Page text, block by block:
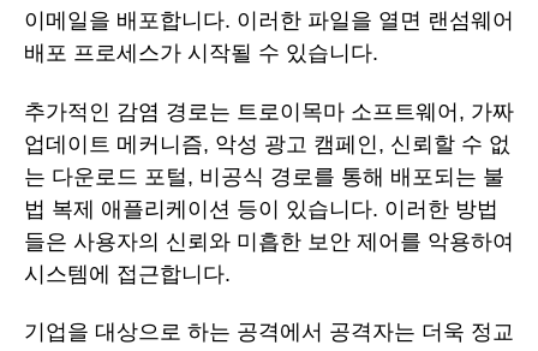
이메일을 배포합니다. 이러한 파일을 열면 랜섬웨어
배포 프로세스가 시작될 수 있습니다.
추가적인 감염 경로는 트로이목마 소프트웨어, 가짜
업데이트 메커니즘, 악성 광고 캠페인, 신뢰할 수 없
는 다운로드 포털, 비공식 경로를 통해 배포되는 불
법 복제 애플리케이션 등이 있습니다. 이러한 방법
들은 사용자의 신뢰와 미흡한 보안 제어를 악용하여
시스템에 접근합니다.
기업을 대상으로 하는 공격에서 공격자는 더욱 정교